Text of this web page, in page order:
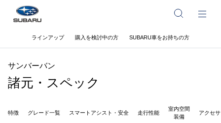
ラインアップ 購入を検討中の方 SUBARU車をお持ちの方
サンバーバン
諸元・スペック
特徴 グレード一覧 スマートアシスト・安全 走行性能
室内空間
装備
アクセ